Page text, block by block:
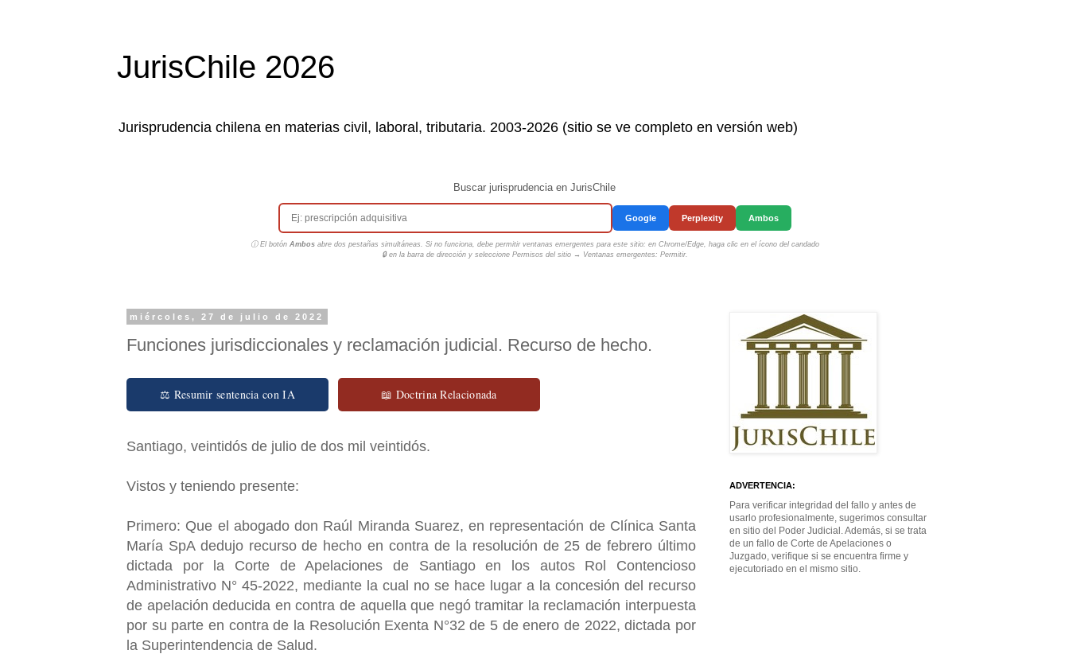
JurisChile 2026
Jurisprudencia chilena en materias civil, laboral, tributaria. 2003-2026 (sitio se ve completo en versión web)
Buscar jurisprudencia en JurisChile
Google Perplexity Ambos
ⓘ El botón Ambosabre dos pestañas simultáneas. Si no funciona, debe permitir ventanas emergentes para este sitio: en Chrome/Edge, haga clic en el ícono del candado
🔒 en la barra de dirección y seleccione Permisos del sitio → Ventanas emergentes: Permitir.
miércoles, 27 de julio de 2022
Funciones jurisdiccionales y reclamación judicial. Recurso de hecho.
⚖ Resumir sentencia con IA 📖 Doctrina Relacionada
Santiago, veintidós de julio de dos mil veintidós.
Vistos y teniendo presente:
Primero: Que el abogado don Raúl Miranda Suarez, en representación de Clínica Santa
María SpA dedujo recurso de hecho en contra de la resolución de 25 de febrero último
dictada por la Corte de Apelaciones de Santiago en los autos Rol Contencioso
Administrativo N° 45-2022, mediante la cual no se hace lugar a la concesión del recurso
de apelación deducida en contra de aquella que negó tramitar la reclamación interpuesta
por su parte en contra de la Resolución Exenta N°32 de 5 de enero de 2022, dictada por
la Superintendencia de Salud.
ADVERTENCIA:
Para verificar integridad del fallo y antes de
usarlo profesionalmente, sugerimos consultar
en sitio del Poder Judicial. Además, si se trata
de un fallo de Corte de Apelaciones o
Juzgado, verifique si se encuentra firme y
ejecutoriado en el mismo sitio.